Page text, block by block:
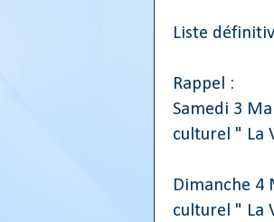
Liste
Rappel :
Samedi 3
culturel " La
Dimanche 4
culturel " La